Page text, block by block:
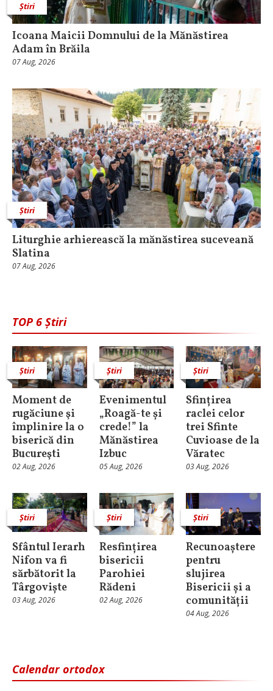
Știri
Icoana Maicii Domnului de la Mănăstirea
Adam în Brăila
07 Aug, 2026
Știri
Liturghie arhierească la mănăstirea suceveană
Slatina
07 Aug, 2026
TOP 6 Știri
Știri
Moment de
rugăciune şi
împlinire la o
biserică din
Bucureşti
02 Aug, 2026
Știri
Evenimentul
„Roagă-te și
crede!” la
Mănăstirea
Izbuc
05 Aug, 2026
Știri
Sfințirea
raclei celor
trei Sfinte
Cuvioase de la
Văratec
03 Aug, 2026
Știri
Sfântul Ierarh
Nifon va fi
sărbătorit la
Târgoviște
03 Aug, 2026
Știri
Resfințirea
bisericii
Parohiei
Rădeni
02 Aug, 2026
Știri
Recunoaștere
pentru
slujirea
Bisericii și a
comunității
04 Aug, 2026
Calendar ortodox